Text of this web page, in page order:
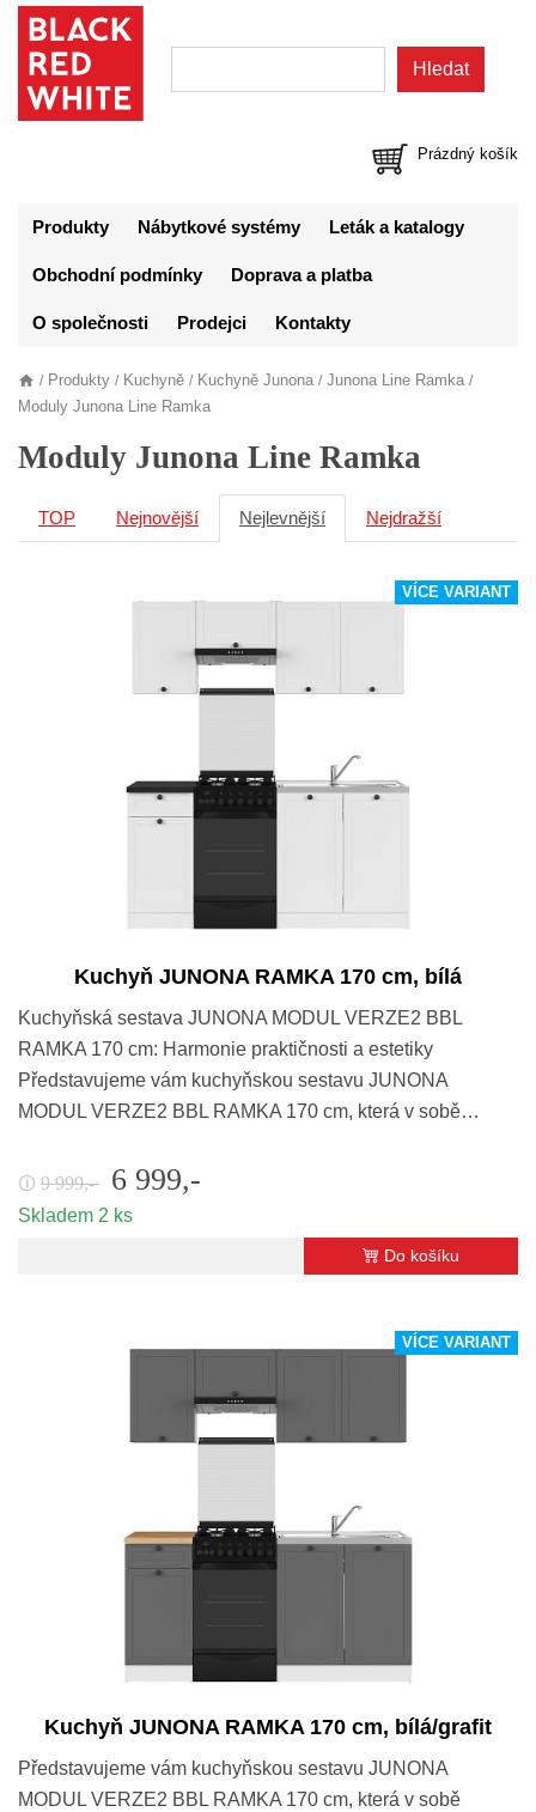
Prázdný košík
Produkty Nábytkové systémy Leták a katalogy
Obchodní podmínky Doprava a platba
O společnosti Prodejci Kontakty
/ Produkty / Kuchyně / Kuchyně Junona / Junona Line Ramka /
Moduly Junona Line Ramka
Moduly Junona Line Ramka
TOP Nejnovější Nejlevnější Nejdražší
VÍCE VARIANT
Kuchyň JUNONA RAMKA 170 cm, bílá
Kuchyňská sestava JUNONA MODUL VERZE2 BBL
RAMKA 170 cm: Harmonie praktičnosti a estetiky
Představujeme vám kuchyňskou sestavu JUNONA
MODUL VERZE2 BBL RAMKA 170 cm, která v sobě…
🛈 9 999,- 6 999,-
Skladem 2 ks
Do košíku
VÍCE VARIANT
Kuchyň JUNONA RAMKA 170 cm, bílá/grafit
Představujeme vám kuchyňskou sestavu JUNONA
MODUL VERZE2 BBL RAMKA 170 cm, která v sobě